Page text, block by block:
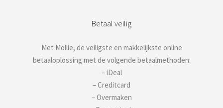
Betaal veilig
Met Mollie, de veiligste en makkelijkste online
betaaloplossing met de volgende betaalmethoden:
– iDeal
– Creditcard
– Overmaken